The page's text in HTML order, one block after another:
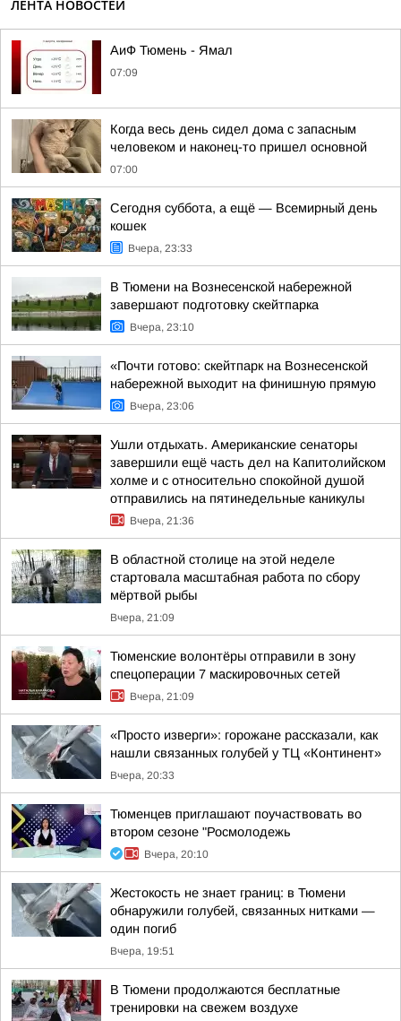
ЛЕНТА НОВОСТЕЙ
АиФ Тюмень - Ямал
07:09
Когда весь день сидел дома с запасным
человеком и наконец-то пришел основной
07:00
Сегодня суббота, а ещё — Всемирный день
кошек
Вчера, 23:33
В Тюмени на Вознесенской набережной
завершают подготовку скейтпарка
Вчера, 23:10
«Почти готово: скейтпарк на Вознесенской
набережной выходит на финишную прямую
Вчера, 23:06
Ушли отдыхать. Американские сенаторы
завершили ещё часть дел на Капитолийском
холме и с относительно спокойной душой
отправились на пятинедельные каникулы
Вчера, 21:36
В областной столице на этой неделе
стартовала масштабная работа по сбору
мёртвой рыбы
Вчера, 21:09
Тюменские волонтёры отправили в зону
спецоперации 7 маскировочных сетей
Вчера, 21:09
«Просто изверги»: горожане рассказали, как
нашли связанных голубей у ТЦ «Континент»
Вчера, 20:33
Тюменцев приглашают поучаствовать во
втором сезоне "Росмолодежь
Вчера, 20:10
Жестокость не знает границ: в Тюмени
обнаружили голубей, связанных нитками —
один погиб
Вчера, 19:51
В Тюмени продолжаются бесплатные
тренировки на свежем воздухе